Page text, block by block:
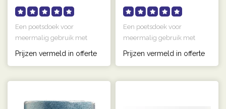
Een poetsdoek voor
meermalig gebruik met
uiterst absor..
Prijzen vermeld in offerte
Een poetsdoek voor
meermalig gebruik met
uiterst absor..
Prijzen vermeld in offerte